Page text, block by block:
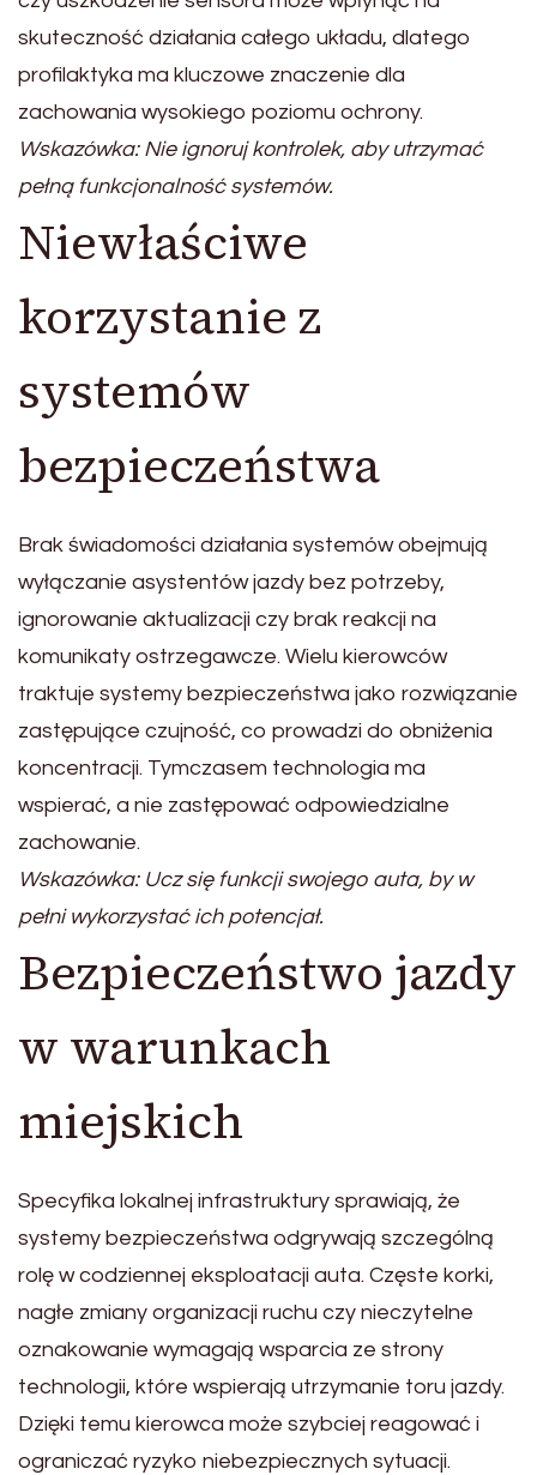
skuteczność działania całego układu, dlatego
profilaktyka ma kluczowe znaczenie dla
zachowania wysokiego poziomu ochrony.
Wskazówka: Nie ignoruj kontrolek, aby utrzymać
pełną funkcjonalność systemów.
Niewłaściwe
korzystanie z
systemów
bezpieczeństwa
Brak świadomości działania systemów obejmują
wyłączanie asystentów jazdy bez potrzeby,
ignorowanie aktualizacji czy brak reakcji na
komunikaty ostrzegawcze. Wielu kierowców
traktuje systemy bezpieczeństwa jako rozwiązanie
zastępujące czujność, co prowadzi do obniżenia
koncentracji. Tymczasem technologia ma
wspierać, a nie zastępować odpowiedzialne
zachowanie.
Wskazówka: Ucz się funkcji swojego auta, by w
pełni wykorzystać ich potencjał.
Bezpieczeństwo jazdy
w warunkach
miejskich
Specyfika lokalnej infrastruktury sprawiają, że
systemy bezpieczeństwa odgrywają szczególną
rolę w codziennej eksploatacji auta. Częste korki,
nagłe zmiany organizacji ruchu czy nieczytelne
oznakowanie wymagają wsparcia ze strony
technologii, które wspierają utrzymanie toru jazdy.
Dzięki temu kierowca może szybciej reagować i
ograniczać ryzyko niebezpiecznych sytuacji.